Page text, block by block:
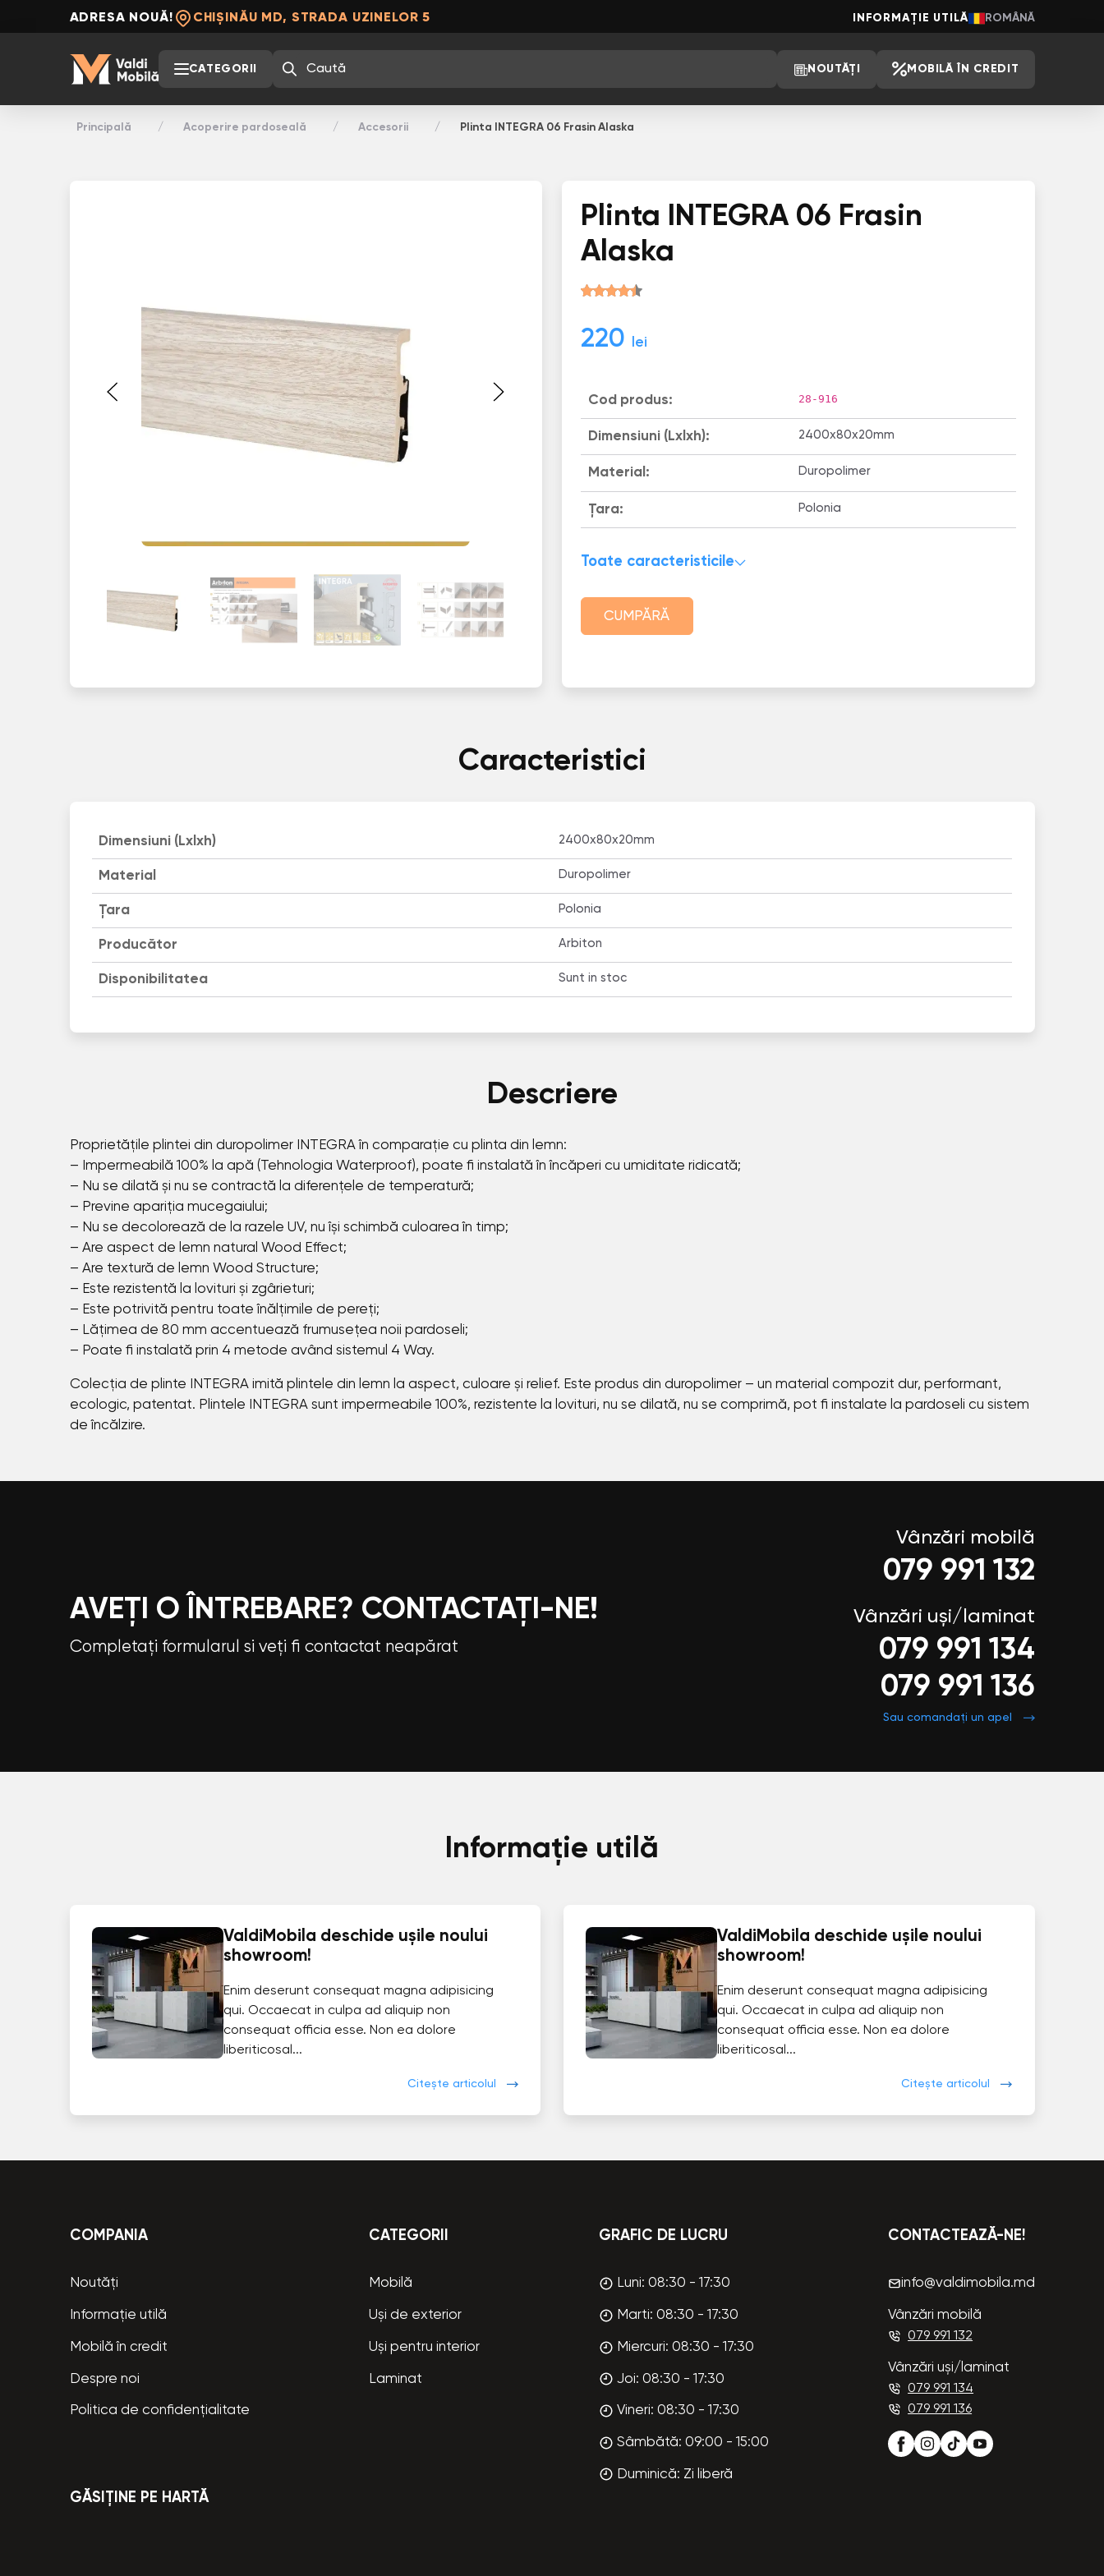
ADRESA NOUĂ! CHIȘINĂU MD, STRADA UZINELOR 5 INFORMAȚIE UTILĂ ROMÂNĂ
CATEGORII NOUTĂȚI MOBILĂ ÎN CREDIT
Principală Acoperire pardoseală Accesorii Plinta INТЕGRА 06 Frasin Alaska
Plinta INТЕGRА 06 Frasin
Alaska
220 lei
Cod produs: 28-916
Dimensiuni (Lxlxh): 2400х80х20mm
Material: Duropolimer
Țara: Polonia
Toate caracteristicile
CUMPĂRĂ
Caracteristici
Dimensiuni (Lxlxh) 2400х80х20mm
Material Duropolimer
Țara Polonia
Producător Arbiton
Disponibilitatea Sunt in stoc
Descriere
Proprietățile plintei din duropolimer INТЕGRА în comparație cu plinta din lemn:
– Impermeabilă 100% la apă (Tehnologia Waterproof), poate fi instalată în încăperi cu umiditate ridicată;
– Nu se dilată și nu se contractă la diferențele de temperatură;
– Previne apariția mucegaiului;
– Nu se decolorează de la razele UV, nu își schimbă culoarea în timp;
– Are aspect de lemn natural Wood Effect;
– Are textură de lemn Wood Structure;
– Este rezistentă la lovituri și zgârieturi;
– Este potrivită pentru toate înălțimile de pereți;
– Lățimea de 80 mm accentuează frumusețea noii pardoseli;
– Poate fi instalată prin 4 metode având sistemul 4 Way.
Colecția de plinte INТЕGRА imită plintele din lemn la aspect, culoare și relief. Este produs din duropolimer – un material compozit dur, performant,
ecologic, patentat. Plintele INТЕGRА sunt impermeabile 100%, rezistente la lovituri, nu se dilată, nu se comprimă, pot fi instalate la pardoseli cu sistem
de încălzire.
AVEȚI O ÎNTREBARE? CONTACTAȚI-NE!
Completați formularul si veți fi contactat neapărat
Vânzări mobilă
079 991 132
Vânzări uși/laminat
079 991 134
079 991 136
Sau comandați un apel
Informație utilă
ValdiMobila deschide ușile noului
showroom!
Enim deserunt consequat magna adipisicing
qui. Occaecat in culpa ad aliquip non
consequat officia esse. Non ea dolore
liberiticosal...
Citește articolul
ValdiMobila deschide ușile noului
showroom!
Enim deserunt consequat magna adipisicing
qui. Occaecat in culpa ad aliquip non
consequat officia esse. Non ea dolore
liberiticosal...
Citește articolul
COMPANIA
Noutăți
Informație utilă
Mobilă în credit
Despre noi
Politica de confidențialitate
CATEGORII
Mobilă
Uși de exterior
Uși pentru interior
Laminat
GRAFIC DE LUCRU
Luni: 08:30 - 17:30
Marti: 08:30 - 17:30
Miercuri: 08:30 - 17:30
Joi: 08:30 - 17:30
Vineri: 08:30 - 17:30
Sâmbătă: 09:00 - 15:00
Duminică: Zi liberă
CONTACTEAZĂ-NE!
info@valdimobila.md
Vânzări mobilă
079 991 132
Vânzări uși/laminat
079 991 134
079 991 136
GĂSIȚINE PE HARTĂ